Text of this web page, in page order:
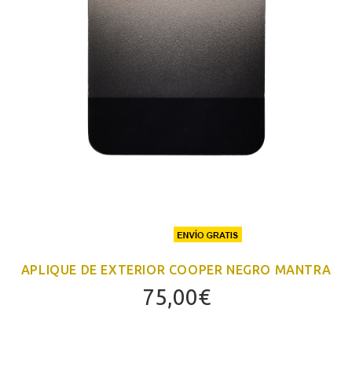
APLIQUE DE EXTERIOR COOPER NEGRO MANTRA
75,00€